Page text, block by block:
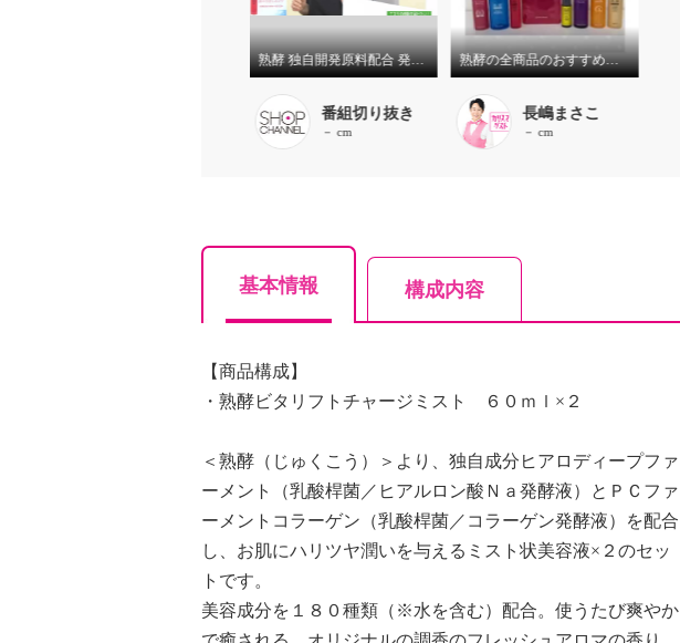
熟酵 独自開発原料配合 発酵の恵みをミストで纏い 潤いハリツヤ美肌へ導く ビタリフト チャージミスト ２本セット
番組切り抜き
－ cm
熟酵の全商品のおすすめの手順を紹介しております❗️
長嶋まさこ
－ cm
基本情報 構成内容
【商品構成】
・熟酵ビタリフトチャージミスト ６０ｍｌ×２
＜熟酵（じゅくこう）＞より、独自成分ヒアロディープファ
ーメント（乳酸桿菌／ヒアルロン酸Ｎａ発酵液）とＰＣファ
ーメントコラーゲン（乳酸桿菌／コラーゲン発酵液）を配合
し、お肌にハリツヤ潤いを与えるミスト状美容液×２のセッ
トです。
美容成分を１８０種類（※水を含む）配合。使うたび爽やか